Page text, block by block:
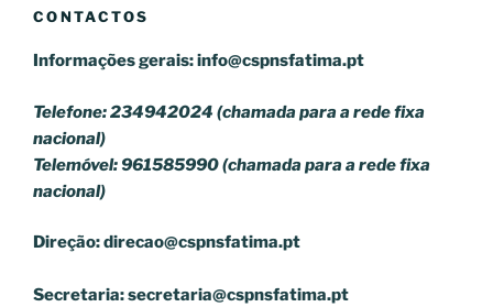
CONTACTOS
Informações gerais:info@cspnsfatima.pt
Telefone: 234942024 (chamada para a rede fixa
nacional)
Telemóvel: 961585990 (chamada para a rede fixa
nacional)
Direção:direcao@cspnsfatima.pt
Secretaria:secretaria@cspnsfatima.pt